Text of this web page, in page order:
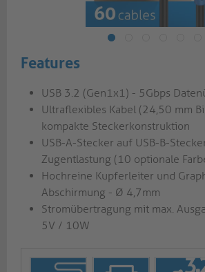
Features
USB 3.2 (Gen1x1) - 5Gbps
Ultraflexibles Kabel (24,50 mm
kompakte Steckerkonstruktion
USB-A-Stecker auf USB-B-
Zugentlastung (10 optionale
Hochreine Kupferleiter und
Abschirmung - Ø 4,7mm
Stromübertragung mit max.
5V / 10W